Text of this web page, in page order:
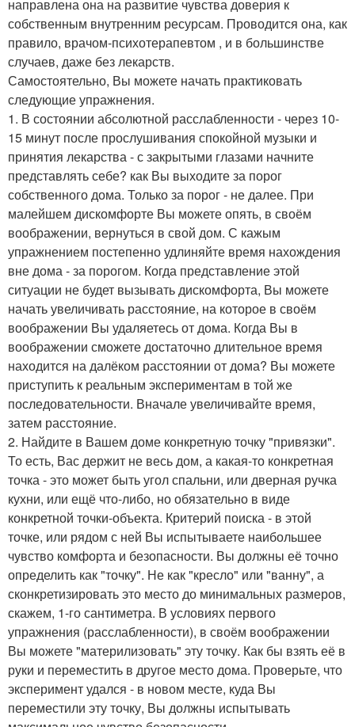
направлена она на развитие чувства доверия к
собственным внутренним ресурсам. Проводится она, как
правило, врачом-психотерапевтом , и в большинстве
случаев, даже без лекарств.
Самостоятельно, Вы можете начать практиковать
следующие упражнения.
1. В состоянии абсолютной расслабленности - через 10-
15 минут после прослушивания спокойной музыки и
принятия лекарства - с закрытыми глазами начните
представлять себе? как Вы выходите за порог
собственного дома. Только за порог - не далее. При
малейшем дискомфорте Вы можете опять, в своём
воображении, вернуться в свой дом. С кажым
упражнением постепенно удлиняйте время нахождения
вне дома - за порогом. Когда представление этой
ситуации не будет вызывать дискомфорта, Вы можете
начать увеличивать расстояние, на которое в своём
воображении Вы удаляетесь от дома. Когда Вы в
воображении сможете достаточно длительное время
находится на далёком расстоянии от дома? Вы можете
приступить к реальным экспериментам в той же
последовательности. Вначале увеличивайте время,
затем расстояние.
2. Найдите в Вашем доме конкретную точку "привязки".
То есть, Вас держит не весь дом, а какая-то конкретная
точка - это может быть угол спальни, или дверная ручка
кухни, или ещё что-либо, но обязательно в виде
конкретной точки-объекта. Критерий поиска - в этой
точке, или рядом с ней Вы испытываете наибольшее
чувство комфорта и безопасности. Вы должны её точно
определить как "точку". Не как "кресло" или "ванну", а
сконкретизировать это место до минимальных размеров,
скажем, 1-го сантиметра. В условиях первого
упражнения (расслабленности), в своём воображении
Вы можете "материлизовать" эту точку. Как бы взять её в
руки и переместить в другое место дома. Проверьте, что
эксперимент удался - в новом месте, куда Вы
переместили эту точку, Вы должны испытывать